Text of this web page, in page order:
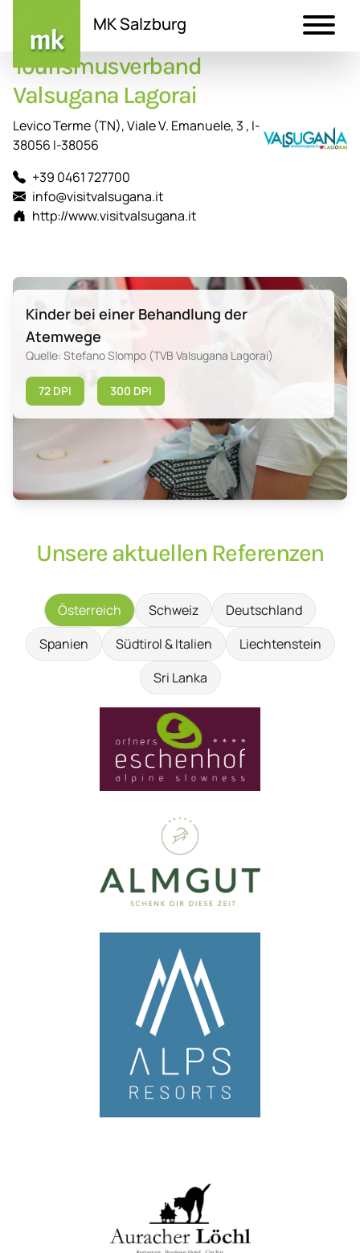
Inhalt
MK Salzburg
Tourismusverband
Valsugana Lagorai
Levico Terme (TN), Viale V. Emanuele, 3 , I-
38056 I-38056
+39 0461 727700
info@visitvalsugana.it
http://www.visitvalsugana.it
Kinder bei einer Behandlung der
Atemwege
Quelle: Stefano Slompo (TVB Valsugana Lagorai)
72 DPI 300 DPI
Unsere aktuellen Referenzen
Österreich Schweiz
Deutschland
Spanien
Südtirol & Italien
Liechtenstein
Sri Lanka